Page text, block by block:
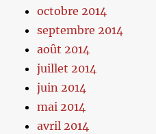
octobre 2014
septembre 2014
août 2014
juillet 2014
juin 2014
mai 2014
avril 2014